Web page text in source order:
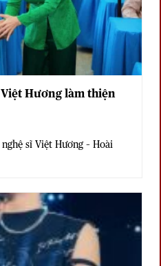
Hương làm thiện
sĩ Việt Hương – Hoài